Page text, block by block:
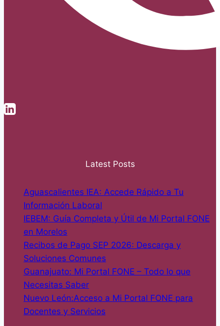
Latest Posts
Aguascalientes IEA: Accede Rápido a Tu
Información Laboral
IEBEM: Guía Completa y Útil de Mi Portal FONE
en Morelos
Recibos de Pago SEP 2026: Descarga y
Soluciones Comunes
Guanajuato: Mi Portal FONE – Todo lo que
Necesitas Saber
Nuevo León:Acceso a Mi Portal FONE para
Docentes y Servicios